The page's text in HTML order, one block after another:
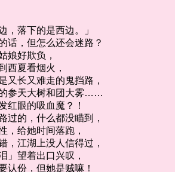
落下的是西边。」
，但怎么还会迷路？
好欺负，
夏看烟火，
长又难走的鬼挡路，
参天大树和团大雾……
眼的吸血魔？！
的，什么都没瞄到，
给她时间落跑，
江湖上没人信得过，
望着出口兴叹，
份，但她是贼嘛！